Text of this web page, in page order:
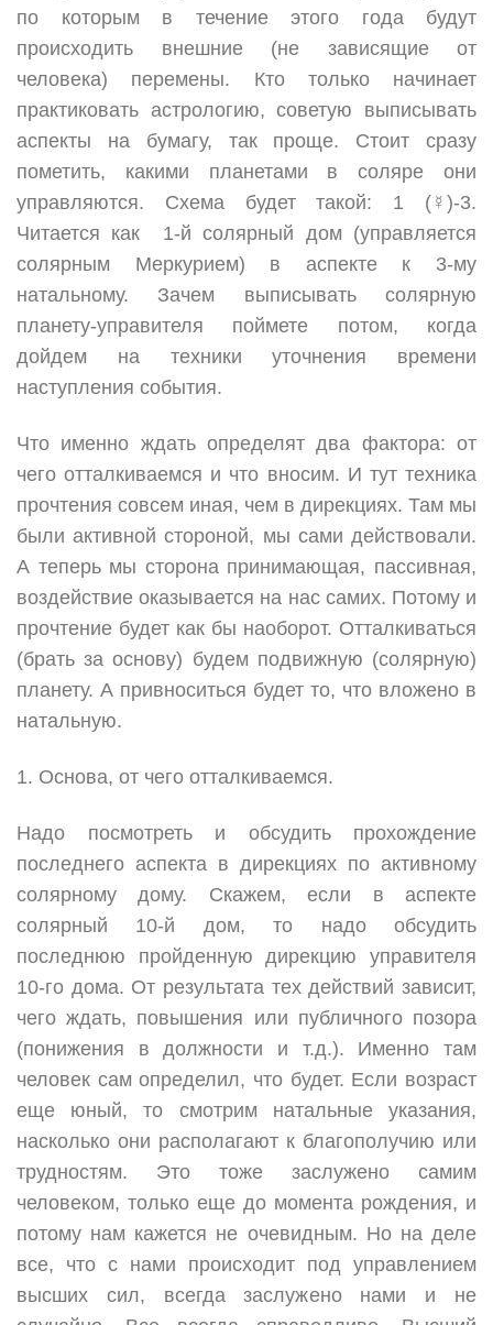
по которым в течение этого года будут
происходить внешние (не зависящие от
человека) перемены. Кто только начинает
практиковать астрологию, советую выписывать
аспекты на бумагу, так проще. Стоит сразу
пометить, какими планетами в соляре они
управляются. Схема будет такой: 1 (☿)-3.
Читается как 1-й солярный дом (управляется
солярным Меркурием) в аспекте к 3-му
натальному. Зачем выписывать солярную
планету-управителя поймете потом, когда
дойдем на техники уточнения времени
наступления события.
Что именно ждать определят два фактора: от
чего отталкиваемся и что вносим. И тут техника
прочтения совсем иная, чем в дирекциях. Там мы
были активной стороной, мы сами действовали.
А теперь мы сторона принимающая, пассивная,
воздействие оказывается на нас самих. Потому и
прочтение будет как бы наоборот. Отталкиваться
(брать за основу) будем подвижную (солярную)
планету. А привноситься будет то, что вложено в
натальную.
1. Основа, от чего отталкиваемся.
Надо посмотреть и обсудить прохождение
последнего аспекта в дирекциях по активному
солярному дому. Скажем, если в аспекте
солярный 10-й дом, то надо обсудить
последнюю пройденную дирекцию управителя
10-го дома. От результата тех действий зависит,
чего ждать, повышения или публичного позора
(понижения в должности и т.д.). Именно там
человек сам определил, что будет. Если возраст
еще юный, то смотрим натальные указания,
насколько они располагают к благополучию или
трудностям. Это тоже заслужено самим
человеком, только еще до момента рождения, и
потому нам кажется не очевидным. Но на деле
все, что с нами происходит под управлением
высших сил, всегда заслужено нами и не